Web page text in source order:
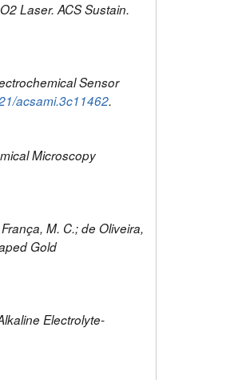
Laser. ACS Sustain.
Sensor
acsami.3c11462.
Microscopy
M. C.; de Oliveira,
Gold
Electrolyte-